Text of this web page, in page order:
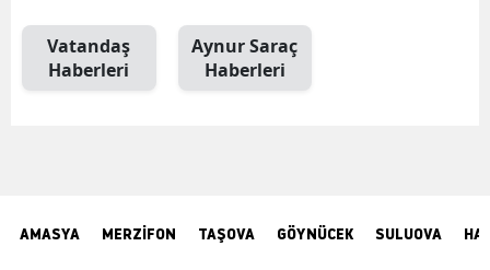
Vatandaş
Haberleri
Aynur Saraç
Haberleri
AMASYA MERZİFON TAŞOVA GÖYNÜCEK SULUOVA